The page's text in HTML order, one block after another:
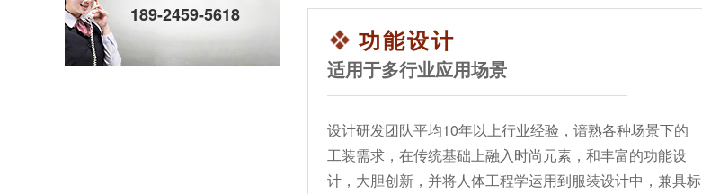
功能设计
适用于多行业应用场景
设计研发团队平均10年以上行业经验，谙熟各种场景下的
工装需求，在传统基础上融入时尚元素，和丰富的功能设
计，大胆创新，并将人体工程学运用到服装设计中，兼具标
189-2459-5618